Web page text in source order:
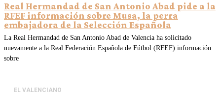
Real Hermandad de San Antonio Abad pide a la
RFEF información sobre Musa, la perra
embajadora de la Selección Española
La Real Hermandad de San Antonio Abad de Valencia ha solicitado
nuevamente a la Real Federación Española de Fútbol (RFEF) información
sobre
EL VALENCIANO